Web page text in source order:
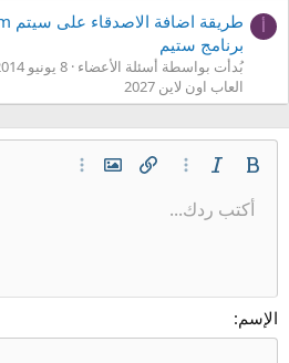
برنامج ستيم
بُدأت بواسطة أسئلة الأعضاء 8 يونيو 2014
العاب اون لاين 2027
غامق مائل خيارات إضافية…
إدراج رابطإدراج صورةخيارات إضافية…
حجم الخط
9
18
لون النصعائلة الخط
Tahoma
الإبتسامات
إقتباسميديا إعادة تبديل الـ BB codeإزالة التنسيقأكتب ردك...
الإسم